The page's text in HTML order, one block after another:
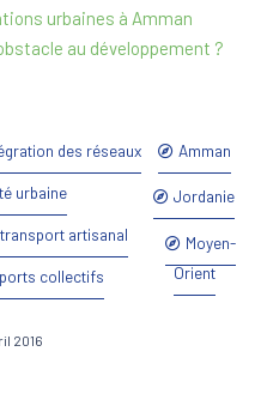
urbaines à Amman
au développement ?
des réseaux
urbaine
transport artisanal
collectifs
Amman
Jordanie
Moyen-
Orient
2016